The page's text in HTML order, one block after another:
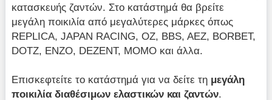
κατασκευής ζαντών. Στο κατάστημά θα βρείτε
μεγάλη ποικιλία από μεγαλύτερες μάρκες όπως
REPLICA, JAPAN RACING, OZ, BBS, AEZ, BORBET,
DOTZ, ENZO, DEZENT, MOMO και άλλα.
Επισκεφτείτε το κατάστημά για να δείτε τη μεγάλη
ποικιλία διαθέσιμων ελαστικών και ζαντών.